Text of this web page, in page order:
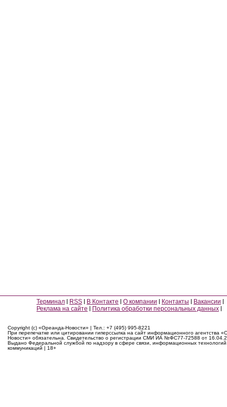
Терминал RSS В Контакте О компании Контакты
Вакансии
Реклама на сайте
Политика обработки персональных данных
Copyright (c) «Ореанда-Новости» | Тел.: +7 (495) 995-8221
При перепечатке или цитировании гиперссылка на сайт информационного агентства
Новости» обязательна. Свидетельство о регистрации СМИ ИА №ФС77-72588 от
Выдано Федеральной службой по надзору в сфере связи, информационных
коммуникаций | 18+